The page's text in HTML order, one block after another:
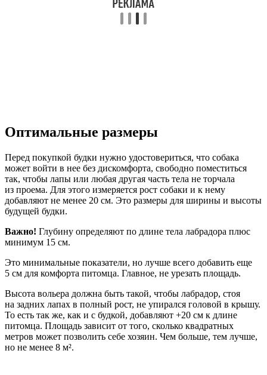
Оптимальные размеры
Перед покупкой будки нужно удостовериться, что собака
может войти в нее без дискомфорта, свободно поместиться
так, чтобы лапы или любая другая часть тела не торчала
из проема. Для этого измеряется рост собаки и к нему
добавляют не менее 20 см. Это размеры для ширины и высоты
будущей будки.
Важно! Глубину определяют по длине тела лабрадора плюс
минимум 15 см.
Это минимальные показатели, но лучше всего добавить еще
5 см для комфорта питомца. Главное, не урезать площадь.
Высота вольера должна быть такой, чтобы лабрадор, стоя
на задних лапах в полный рост, не упирался головой в крышу.
То есть так же, как и с будкой, добавляют +20 см к длине
питомца. Площадь зависит от того, сколько квадратных
метров может позволить себе хозяин. Чем больше, тем лучше,
но не менее 8 м².